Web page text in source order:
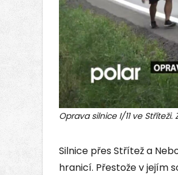
Oprava silnice I/11 ve Stříteži.
Silnice přes Střítež a
hranicí. Přestože v jejím